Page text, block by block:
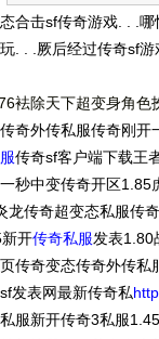
合击sf传奇游戏. . .
. . .厥后经过传奇sf游
袪除天下超变身角色
奇外传私服传奇刚
传奇sf客户端下载王
秒中变传奇开区1.85
龙传奇超变态私服传奇
开传奇私服发表1.80
传奇变态传奇外传私
发表网最新传奇私
服新开传奇3私服